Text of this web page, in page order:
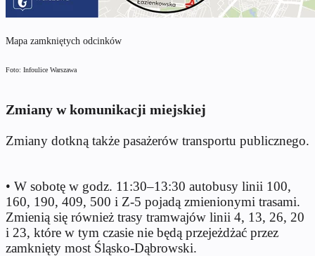
Mapa zamkniętych odcinków
Foto: Infoulice Warszawa
Zmiany w komunikacji miejskiej
Zmiany dotkną także pasażerów transportu publicznego.
• W sobotę w godz. 11:30–13:30 autobusy linii 100,
160, 190, 409, 500 i Z-5 pojadą zmienionymi trasami.
Zmienią się również trasy tramwajów linii 4, 13, 26, 20
i 23, które w tym czasie nie będą przejeżdżać przez
zamknięty most Śląsko-Dąbrowski.